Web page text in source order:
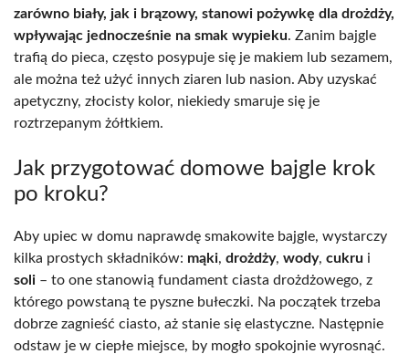
zarówno biały, jak i brązowy, stanowi pożywkę dla drożdży,
wpływając jednocześnie na smak wypieku. Zanim bajgle
trafią do pieca, często posypuje się je makiem lub sezamem,
ale można też użyć innych ziaren lub nasion. Aby uzyskać
apetyczny, złocisty kolor, niekiedy smaruje się je
roztrzepanym żółtkiem.
Jak przygotować domowe bajgle krok
po kroku?
Aby upiec w domu naprawdę smakowite bajgle, wystarczy
kilka prostych składników: mąki, drożdży, wody, cukru i
soli – to one stanowią fundament ciasta drożdżowego, z
którego powstaną te pyszne bułeczki. Na początek trzeba
dobrze zagnieść ciasto, aż stanie się elastyczne. Następnie
odstaw je w ciepłe miejsce, by mogło spokojnie wyrosnąć.